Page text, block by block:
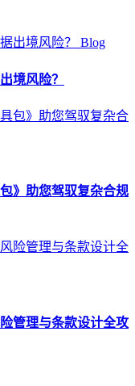
Blog
境风险？
》助您驾驭复杂合规
管理与条款设计全攻